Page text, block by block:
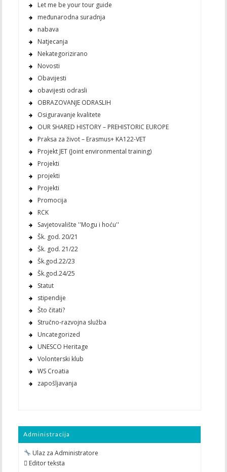
Let me be your tour guide
međunarodna suradnja
nabava
Natjecanja
Nekategorizirano
Novosti
Obavijesti
obavijesti odrasli
OBRAZOVANJE ODRASLIH
Osiguravanje kvalitete
OUR SHARED HISTORY – PREHISTORIC EUROPE
Praksa za život – Erasmus+ KA122-VET
Projekt JET (Joint environmental training)
Projekti
projekti
Projekti
Promocija
RCK
Savjetovalište ''Mogu i hoću''
Šk. god. 20/21
Šk. god. 21/22
Šk.god.22/23
Šk.god.24/25
Statut
stipendije
Što čitati?
Stručno-razvojna služba
Uncategorized
UNESCO Heritage
Volonterski klub
WS Croatia
zapošljavanja
Administracija
Ulaz za Administratore
 Editor teksta